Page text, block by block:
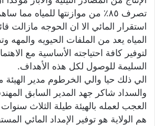
تصرف ٨٥٪ من موازنتها للمياه مما
استقرار المائي الا ان الحوجه مازالت
المياه يعد من الملفات الحيويه والمهه
لتوفير كافة احتياجته الأساسية مع
السليمة للوصول لكل هذه الأهداف.
الي ذلك حيا والي الخرطوم مدير الهيئة
والسداد شاكر جهد المدير السابق
العجب لعمله بالهيئة طيلة الثلاث
هم الولاية هو توفير الإمداد المائي